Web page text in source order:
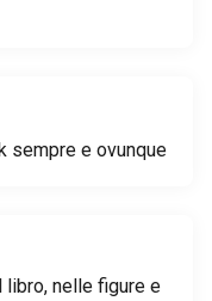
sempre e ovunque
libro, nelle figure e